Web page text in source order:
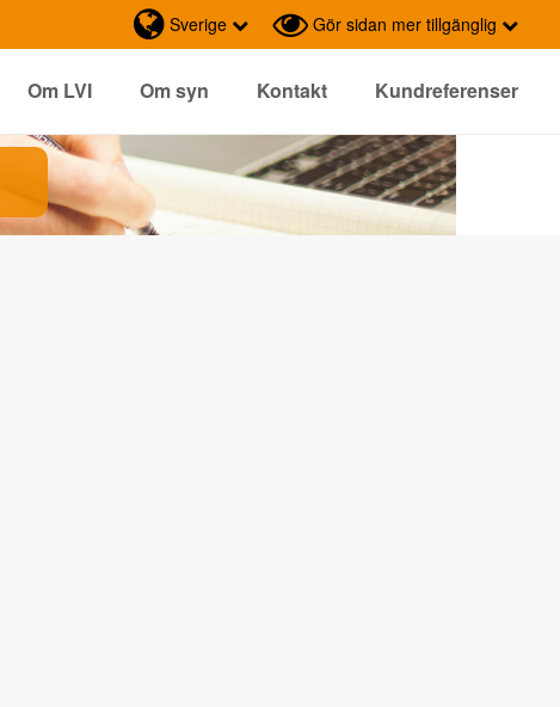
Sverige Gör sidan mer tillgänglig
Om LVI Om syn Kontakt
Kundreferenser